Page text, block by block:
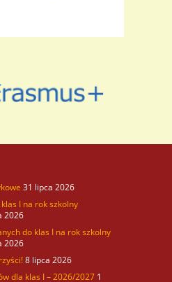
31 lipca 2026
I na rok szkolny
2026
do klas I na rok szkolny
2026
8 lipca 2026
dla klas I – 2026/2027 1